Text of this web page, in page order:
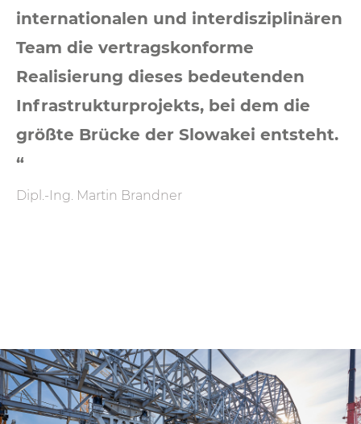
internationalen und interdisziplinären
Team die vertragskonforme
Realisierung dieses bedeutenden
Infrastrukturprojekts, bei dem die
größte Brücke der Slowakei entsteht.
“
Dipl.-Ing. Martin Brandner